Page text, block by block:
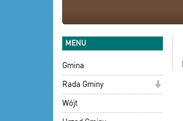
MENU
Gmina
Rada Gminy
Wójt